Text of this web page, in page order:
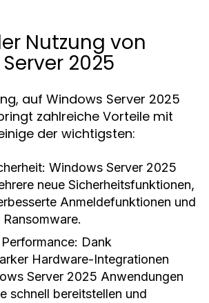
Nutzung von
2025
auf Windows Server 2025
zahlreiche Vorteile mit
der wichtigsten:
Windows Server 2025
neue Sicherheitsfunktionen,
Anmeldefunktionen und
Dank
Hardware-Integrationen
Server 2025 Anwendungen
schnell bereitstellen und